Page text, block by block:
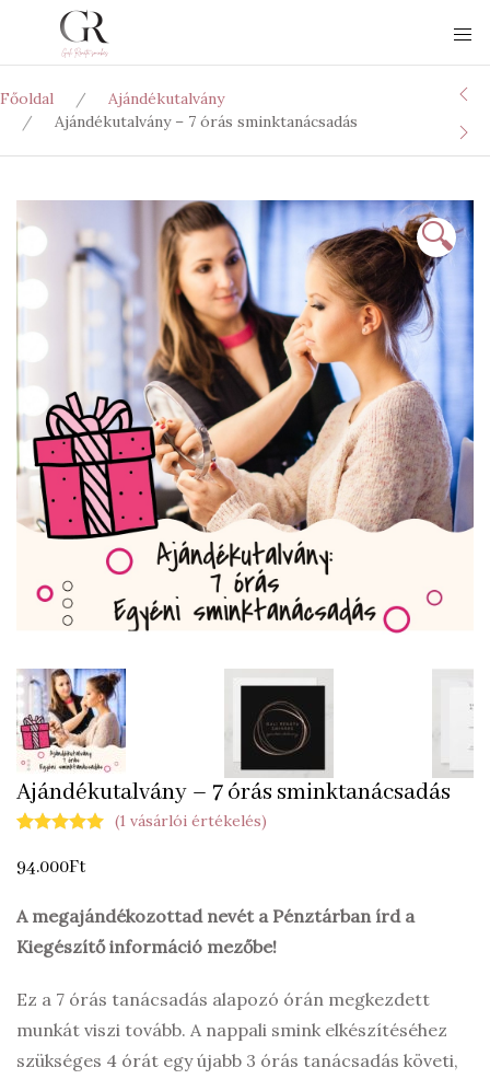
Főoldal
Ajándékutalvány
Ajándékutalvány – 7 órás sminktanácsadás
🔍
Ajándékutalvány – 7 órás sminktanácsadás
5.00az 5-
alapján
(1 vásárlói értékelés)
94.000Ft
A megajándékozottad nevét a Pénztárban írd a
Kiegészítő információ mezőbe!
Ez a 7 órás tanácsadás alapozó órán megkezdett
munkát viszi tovább. A nappali smink elkészítéséhez
szükséges 4 órát egy újabb 3 órás tanácsadás követi,